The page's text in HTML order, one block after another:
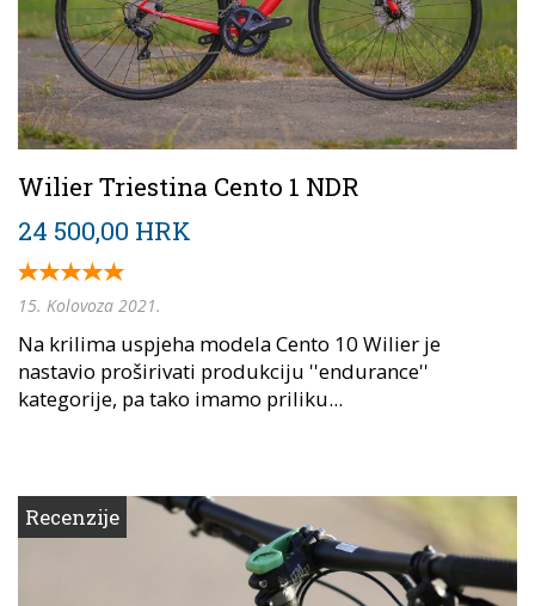
Wilier Triestina Cento 1 NDR
24 500,00 HRK
15. Kolovoza 2021.
Na krilima uspjeha modela Cento 10 Wilier je
nastavio proširivati produkciju ''endurance''
kategorije, pa tako imamo priliku...
Recenzije